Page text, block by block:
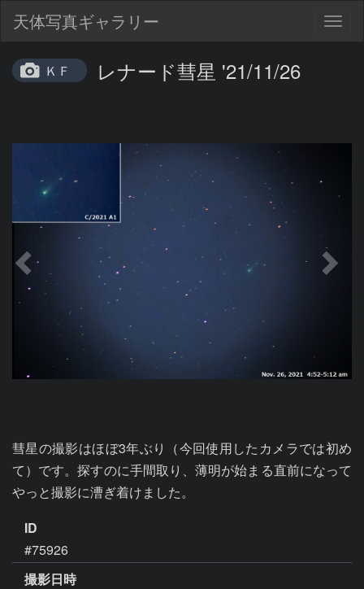
天体写真ギャラリー
ＫＦ レナード彗星 '21/11/26
彗星の撮影はほぼ3年ぶり（今回使用したカメラでは初め
て）です。探すのに手間取り、薄明が始まる直前になって
やっと撮影に漕ぎ着けました。
ID
#75926
撮影日時